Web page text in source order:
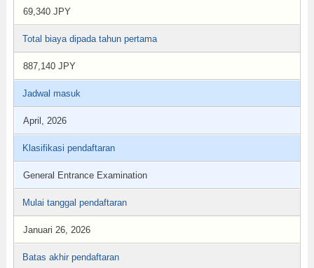
69,340 JPY
Total biaya dipada tahun pertama
887,140 JPY
Jadwal masuk
April, 2026
Klasifikasi pendaftaran
General Entrance Examination
Mulai tanggal pendaftaran
Januari 26, 2026
Batas akhir pendaftaran